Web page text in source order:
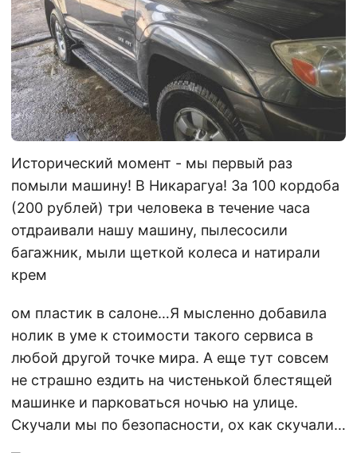
Исторический момент - мы первый раз
помыли машину! В Никарагуа! За 100 кордоба
(200 рублей) три человека в течение часа
отдраивали нашу машину, пылесосили
багажник, мыли щеткой колеса и натирали
крем
ом пластик в салоне…Я мысленно добавила
нолик в уме к стоимости такого сервиса в
любой другой точке мира. А еще тут совсем
не страшно ездить на чистенькой блестящей
машинке и парковаться ночью на улице.
Скучали мы по безопасности, ох как скучали…